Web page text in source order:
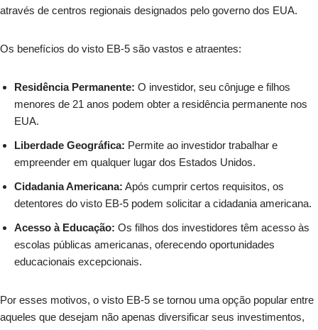
através de centros regionais designados pelo governo dos EUA.
Os benefícios do visto EB-5 são vastos e atraentes:
Residência Permanente: O investidor, seu cônjuge e filhos
menores de 21 anos podem obter a residência permanente nos
EUA.
Liberdade Geográfica: Permite ao investidor trabalhar e
empreender em qualquer lugar dos Estados Unidos.
Cidadania Americana: Após cumprir certos requisitos, os
detentores do visto EB-5 podem solicitar a cidadania americana.
Acesso à Educação: Os filhos dos investidores têm acesso às
escolas públicas americanas, oferecendo oportunidades
educacionais excepcionais.
Por esses motivos, o visto EB-5 se tornou uma opção popular entre
aqueles que desejam não apenas diversificar seus investimentos,